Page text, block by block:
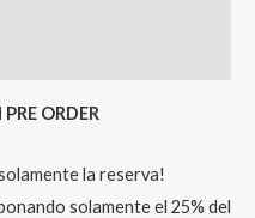
ORDER
la reserva!
solamente el 25% del